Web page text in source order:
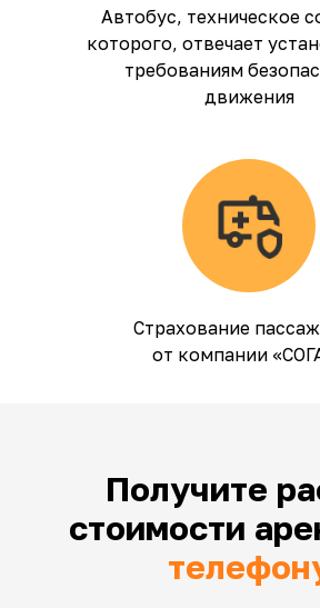
Автобус, техническое
которого, отвечает
требованиям
движения
Страхование
от компании
Получите
стоимости